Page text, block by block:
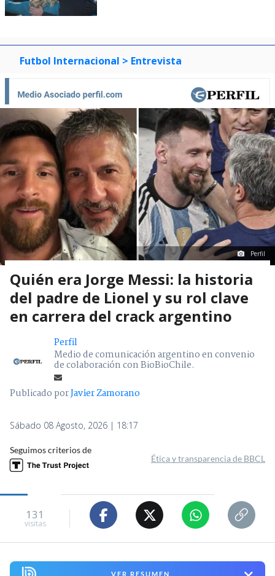
Futbol Internacional > Entrevista
Perfil
Quién era Jorge Messi: la historia
del padre de Lionel y su rol clave
en carrera del crack argentino
Perfil
Medio de comunicación argentino en convenio
de colaboración con BioBioChile.
Publicado porJavier Zamorano
Sábado 08 Agosto, 2026 | 18:17
Seguimos criterios de
Ética y transparencia de BBCL
131
visitas
VER RESUMEN